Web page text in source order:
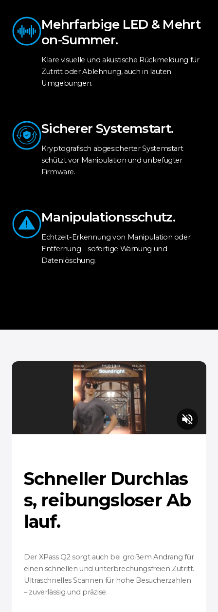
Mehrfarbige LED & Mehrt
on-Summer.
Klare visuelle und akustische Rückmeldung für
Zutritt oder Ablehnung, auch in lauten
Umgebungen.
Sicherer Systemstart.
Kryptografisch abgesicherter Systemstart
schützt vor Manipulation und unbefugter
Firmware.
Manipulationsschutz.
Echtzeit-Erkennung von Manipulation oder
Entfernung – sofortige Warnung und
Datenlöschung.
volume_off
Schneller Durchlas
s, reibungsloser Ab
lauf.
Der XPass Q2 sorgt auch bei großem Andrang für
einen schnellen und unterbrechungsfreien Zutritt.
Ultraschnelles Scannen für hohe Besucherzahlen
– zuverlässig und präzise.